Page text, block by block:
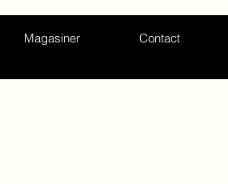
Magasiner Contact